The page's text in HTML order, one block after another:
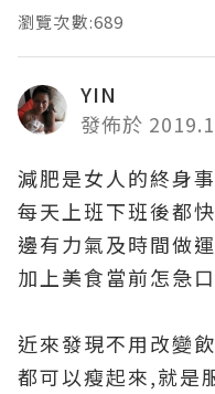
瀏覽次數:689
YIN
發佈於
減肥是女人的終身
每天上班下班後都
邊有力氣及時間做
加上美食當前怎急
近來發現不用改變
都可以瘦起來,就是